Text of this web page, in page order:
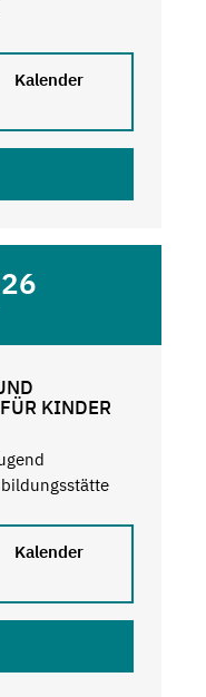
Kalender
KINDER
Kalender